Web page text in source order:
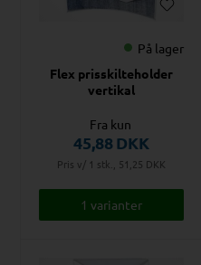
På lager
Flex prisskilteholder
vertikal
Fra kun
45,88DKK
Pris v/ 1 stk., 51,25 DKK
1 varianter